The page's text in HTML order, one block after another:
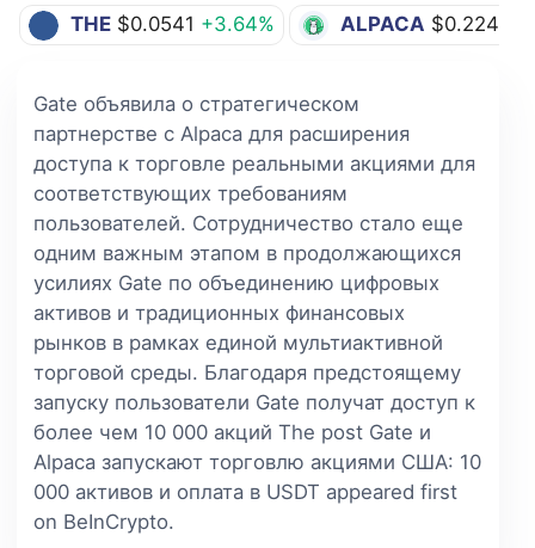
THE $0.0541 +3.64% ALPACA $0.2244
Gate объявила о стратегическом
партнерстве с Alpaca для расширения
доступа к торговле реальными акциями для
соответствующих требованиям
пользователей. Сотрудничество стало еще
одним важным этапом в продолжающихся
усилиях Gate по объединению цифровых
активов и традиционных финансовых
рынков в рамках единой мультиактивной
торговой среды. Благодаря предстоящему
запуску пользователи Gate получат доступ к
более чем 10 000 акций The post Gate и
Alpaca запускают торговлю акциями США: 10
000 активов и оплата в USDT appeared first
on BeInCrypto.